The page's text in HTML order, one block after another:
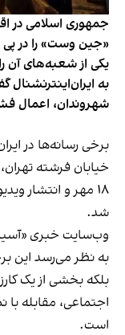
جمهوری اسلامی در
«جین وست» را در
یکی از شعبه‌های آن
به
شهروندان، اعمال
برخی رسانه‌ها در
۱۸ مهر و انتشار
شد.
وب‌سایت خبری
به نظر می‌رسد این
بلکه بخشی از یک
اجتماعی، مقابله
است.